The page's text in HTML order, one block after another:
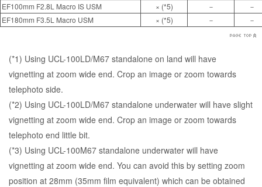
EF100mm F2.8L Macro IS USM
× (*5) －
－
EF180mm F3.5L Macro USM
× (*5) － －
(*1) Using UCL-100LD/M67 standalone on land will have
vignetting at zoom wide end. Crop an image or zoom towards
telephoto side.
(*2) Using UCL-100LD/M67 standalone underwater will have slight
vignetting at zoom wide end. Crop an image or zoom towards
telephoto end little bit.
(*3) Using UCL-100M67 standalone underwater will have
vignetting at zoom wide end. You can avoid this by setting zoom
position at 28mm (35mm film equivalent) which can be obtained